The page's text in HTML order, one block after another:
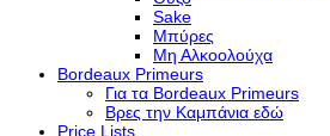
Sake
Μπύρες
Μη Αλκοολούχα
Bordeaux Primeurs
Για τα Bordeaux Primeurs
Βρες την Καμπάνια εδώ
Price Lists